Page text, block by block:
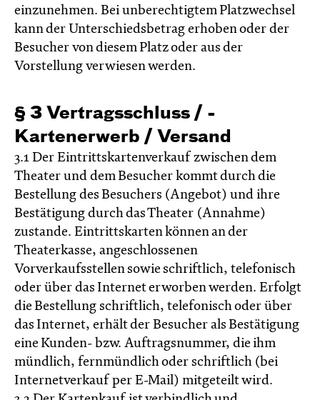
einzunehmen. Bei unberechtigtem Platzwechsel
kann der Unterschiedsbetrag erhoben oder der
Besucher von diesem Platz oder aus der
Vorstellung verwiesen werden.
§ 3 Vertragsschluss / ­
Kartenerwerb / ­Versand
3.1 Der Eintrittskartenverkauf zwischen dem
Theater und dem Besucher kommt durch die
Bestellung des Besuchers (Angebot) und ihre
Bestätigung durch das Theater (Annahme)
zustande. Eintrittskarten können an der
Theaterkasse, angeschlossenen
Vorverkaufsstellen sowie schriftlich, telefonisch
oder über das Internet erworben werden. Erfolgt
die Bestellung schriftlich, telefonisch oder über
das Internet, erhält der Besucher als Bestätigung
eine Kunden- bzw. Auftragsnummer, die ihm
mündlich, fernmündlich oder schriftlich (bei
Internetverkauf per E-Mail) mitgeteilt wird.